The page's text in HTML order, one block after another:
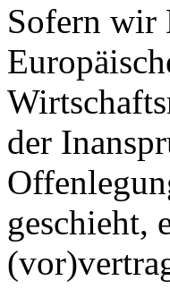
Sofern wir
der
geschieht,